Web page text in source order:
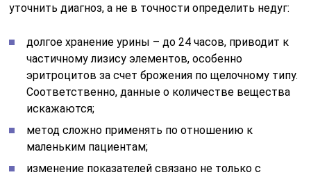
уточнить диагноз, а не в точности определить недуг:
долгое хранение урины – до 24 часов, приводит к
частичному лизису элементов, особенно
эритроцитов за счет брожения по щелочному типу.
Соответственно, данные о количестве вещества
искажаются;
метод сложно применять по отношению к
маленьким пациентам;
изменение показателей связано не только с